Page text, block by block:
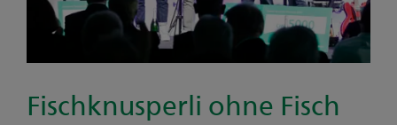
Fischknusperli ohne Fisch